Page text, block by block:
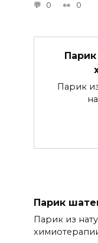
0 0
Парик
Парик
Парик из